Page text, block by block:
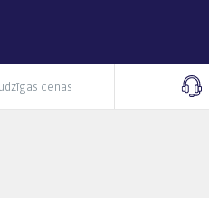
cenas